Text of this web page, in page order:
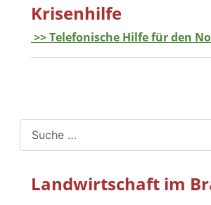
Krisenhilfe
>> Telefonische Hilfe für den
Landwirtschaft im